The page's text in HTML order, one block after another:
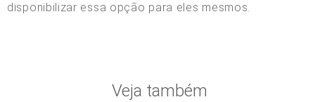
disponibilizar essa opção para eles mesmos.
Veja também